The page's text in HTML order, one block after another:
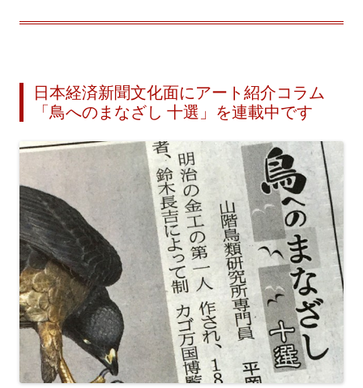
日本経済新聞文化面にアート紹介コラム
「鳥へのまなざし 十選」を連載中です